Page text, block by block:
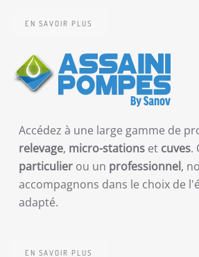
EN SAVOIR PLUS
Accédez à une large gamme de
relevage, micro-stations et cuves.
particulier ou un professionnel,
accompagnons dans le choix de
adapté.
EN SAVOIR PLUS